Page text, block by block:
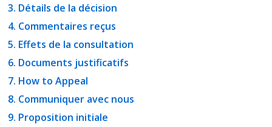
Détails de la décision
Commentaires reçus
Effets de la consultation
Documents justificatifs
How to Appeal
Communiquer avec nous
Proposition initiale